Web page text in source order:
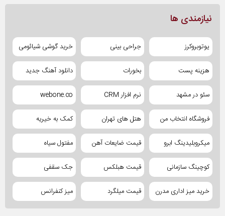
نیازمندی ها
یوتوبروکرز جراحی بینی خرید گوشی شیائومی
هزینه پست بخورات دانلود آهنگ جدید
سئو در مشهد نرم افزار CRM webone.co
فروشگاه انتخاب من هتل های تهران کمک به خیریه
میکروبلیدینگ ابرو قیمت ضایعات آهن مفتول سیاه
کوچینگ سازمانی قیمت هبلکس جک سقفی
خرید میز اداری مدرن قیمت میلگرد میز کنفرانس